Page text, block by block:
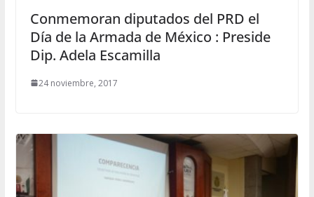
Conmemoran diputados del PRD el
Día de la Armada de México : Preside
Dip. Adela Escamilla
24 noviembre, 2017